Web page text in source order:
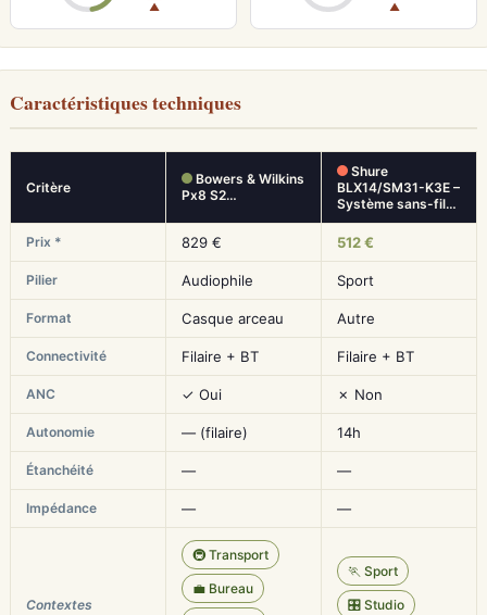
▲ ▲
Caractéristiques techniques
Critère
Bowers & Wilkins
Px8 S2…
Shure
BLX14/SM31-K3E –
Système sans-fil…
Prix * 829 € 512 €
Pilier Audiophile Sport
Format Casque arceau Autre
Connectivité Filaire + BT Filaire + BT
ANC ✓ Oui ✗ Non
Autonomie — (filaire) 14h
Étanchéité — —
Impédance — —
Contextes
🚇 Transport
💼 Bureau
🏃 Sport
🎛️ Studio